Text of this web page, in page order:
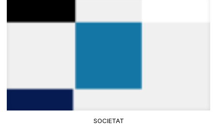
SOCIETAT